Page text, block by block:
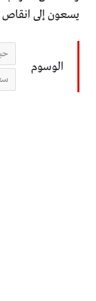
يسعون إلى انقاص
الوسوم